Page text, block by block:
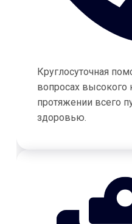
Круглосуточная
вопросах высокого
протяжении всего
здоровью.